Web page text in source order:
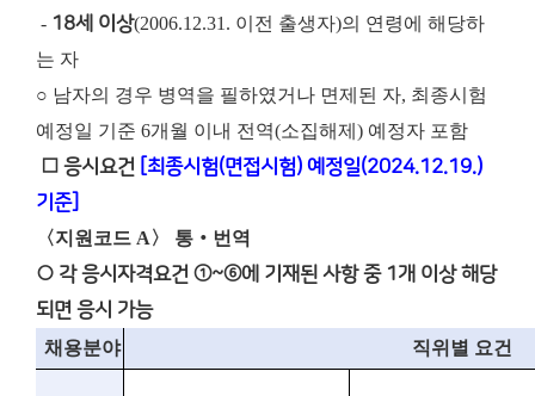
- 18세 이상(2006.12.31. 이전 출생자)의 연령에 해당하
는 자
○ 남자의 경우 병역을 필하였거나 면제된 자, 최종시험
예정일 기준 6개월 이내 전역(소집해제) 예정자 포함
□ 응시요건 [최종시험(면접시험) 예정일(2024.12.19.)
기준]
〈지원코드 A〉 통‧번역
○ 각 응시자격요건 ①~⑥에 기재된 사항 중 1개 이상 해당
되면 응시 가능
채용분야 직위별 요건